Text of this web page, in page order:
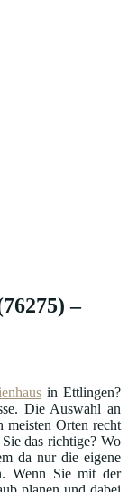
–
in Ettlingen?
Die Auswahl an
meisten Orten recht
das richtige? Wo
da nur die eigene
Wenn Sie mit der